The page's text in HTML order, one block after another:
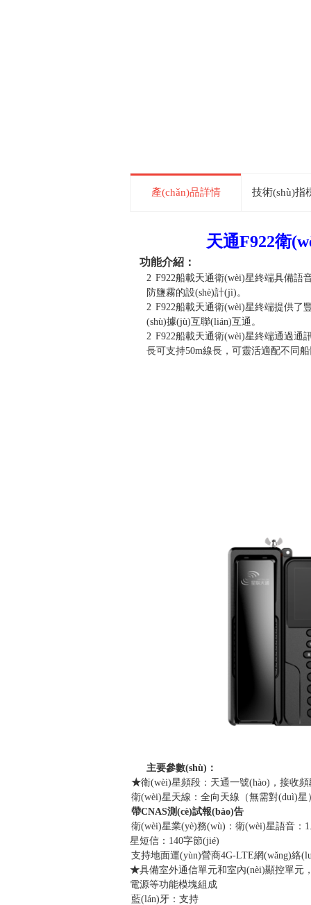
產(chǎn)品詳情 技術(shù)指
天通F922衛
功能介紹 ：
2 F922船載天通衛(wèi)星終端具備語
防鹽霧的設(shè)計(jì)。
2 F922船載天通衛(wèi)星終端提供了
(shù)據(jù)互聯(lián)互通。
2 F922船載天通衛(wèi)星終端通過通
長可支持50m線長，可靈活適配不同
主要參數(shù)：
★衛(wèi)星頻段：天通一號(hào)，接收
衛(wèi)星天線：全向天線（無需對(duì)
帶CNAS測(cè)試報(bào)告
衛(wèi)星業(yè)務(wù)：衛(wèi)星語音：
星短信：140字節(jié)
支持地面運(yùn)營商4G-LTE網(wǎng)
★具備室外通信單元和室內(nèi)顯控單元
電源等功能模塊組成
藍(lán)牙：支持